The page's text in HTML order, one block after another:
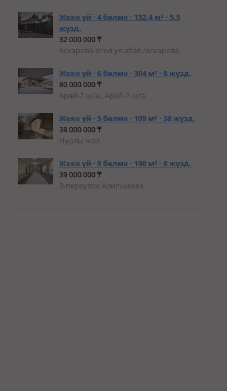
Жеке үй · 4 бөлме · 132.4 м² · 5.5
жүзд.
32 000 000 ₸
Аскарова-Угол ул.абая /аскарова
Жеке үй · 6 бөлме · 304 м² · 8 жүзд.
80 000 000 ₸
Арай-2 ш/а., Арай-2 ш/а.
Жеке үй · 5 бөлме · 109 м² · 38 жүзд.
38 000 000 ₸
Нурлы жол
Жеке үй · 9 бөлме · 190 м² · 8 жүзд.
39 000 000 ₸
3-переулок Алипшеева